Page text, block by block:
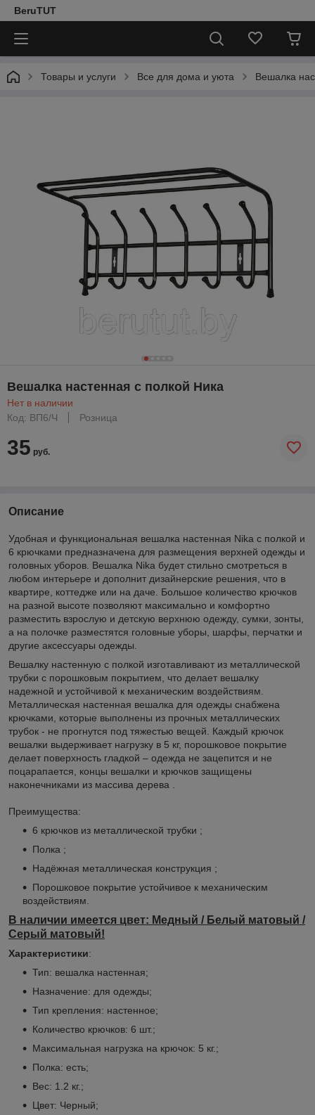
BeruTUT
Товары и услуги Все для дома и уюта Вешалка
Вешалка настенная с полкой Ника
Нет в наличии
Код: ВП6/Ч
Розница
35 руб.
Описание
Удобная и функциональная вешалка настенная Nika с полкой и
6 крючками предназначена для размещения верхней одежды и
головных уборов. Вешалка Nika будет стильно смотреться в
любом интерьере и дополнит дизайнерские решения, что в
квартире, коттедже или на даче. Большое количество крючков
на разной высоте позволяют максимально и комфортно
разместить взрослую и детскую верхнюю одежду, сумки, зонты,
а на полочке разместятся головные уборы, шарфы, перчатки и
другие аксессуары одежды.
Вешалку настенную с полкой изготавливают из металлической
трубки с порошковым покрытием, что делает вешалку
надежной и устойчивой к механическим воздействиям.
Металлическая настенная вешалка для одежды снабжена
крючками, которые выполнены из прочных металлических
трубок - не прогнутся под тяжестью вещей. Каждый крючок
вешалки выдерживает нагрузку в 5 кг, порошковое покрытие
делает поверхность гладкой – одежда не зацепится и не
поцарапается, концы вешалки и крючков защищены
наконечниками из массива дерева .
Преимущества:
6 крючков из металлической трубки ;
Полка ;
Надёжная металлическая конструкция ;
Порошковое покрытие устойчивое к механическим
воздействиям.
В наличии имеется цвет: Медный / Белый матовый /
Серый матовый!
Характеристики:
Тип: вешалка настенная;
Назначение: для одежды;
Тип крепления: настенное;
Количество крючков: 6 шт.;
Максимальная нагрузка на крючок: 5 кг.;
Полка: есть;
Вес: 1.2 кг.;
Цвет: Черный;